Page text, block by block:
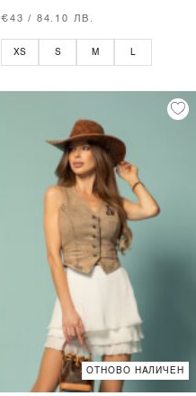
€43 / 84.10 ЛВ.
XS S M
ОТНОВО НАЛИЧЕН